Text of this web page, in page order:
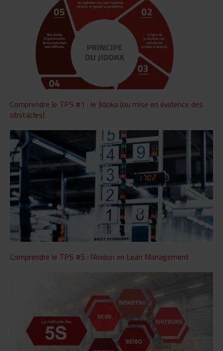
Comprendre le TPS #1 : le Jidoka (ou mise en évidence des
obstacles)
Comprendre le TPS #5 : l'Andon en Lean Management